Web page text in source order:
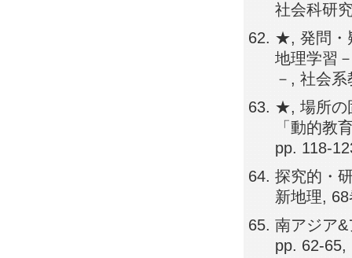
社会科研
★, 発問・
地理学習
－, 社会
★, 場所の
「動的教
pp. 118-
探究的・
新地理,
南アジア
pp. 62-65,